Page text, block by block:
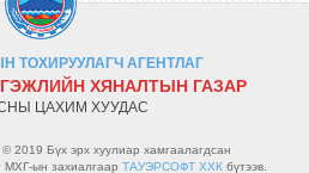
СЭРГИЙЛЭХ ХЯНАЛТ ШАЛГАЛТ
ДҮГЭЭР ТУШААЛ
ТОХИРУУЛАГЧ АГЕНТЛАГ
ХЯНАЛТЫН ГАЗАР
ЦАХИМ ХУУДАС
2019 Бүх эрх хуулиар хамгаалагдсан
МХГ-ын захиалгаар ТАУЭРСОФТ ХХКбүтээв.